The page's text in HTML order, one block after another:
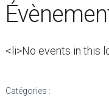
<li>No events in this
Catégories :